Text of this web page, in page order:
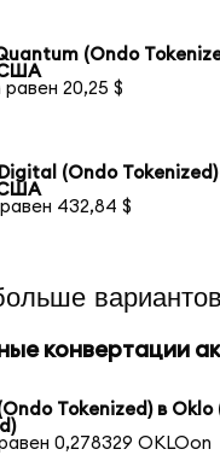
(Ondo
равен 20,25 $
(Ondo Tokenized)
432,84 $
конвертации
Tokenized) в Oklo
0,278329 OKLOon